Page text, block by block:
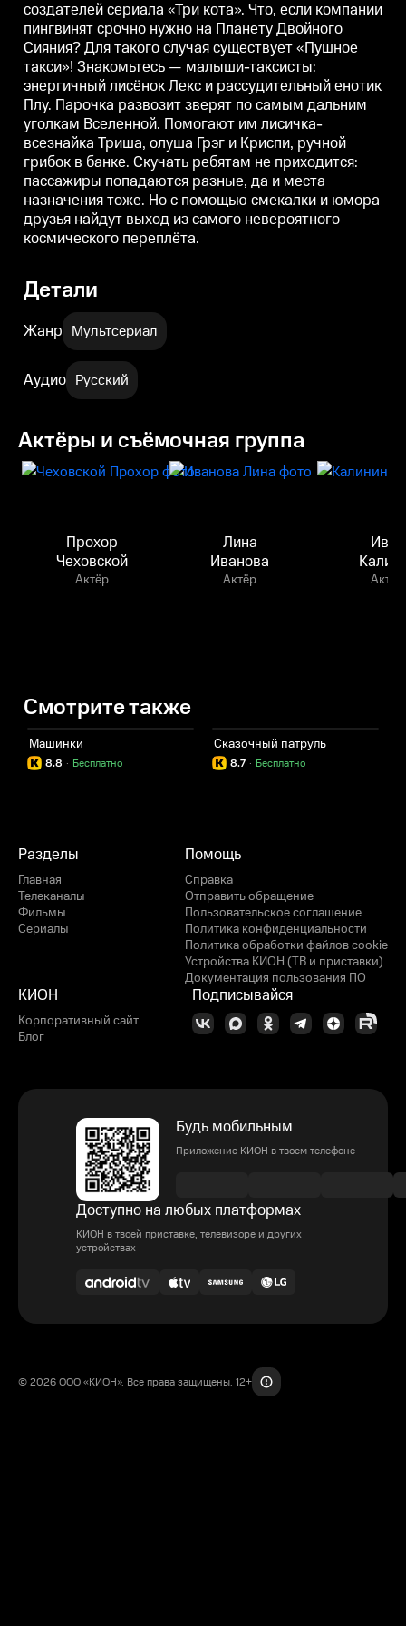
Вселенной. Помогают им
лисичка-всезнайка Триша,
олуша Грэг и Криспи, ручной
грибок в банке. Скучать
ребятам не приходится:
пассажиры попадаются разные,
да и места назначения тоже. Но
с помощью смекалки и юмора
друзья найдут выход из самого
невероятного космического
переплёта.
Вселенной. Помогают им
лисичка-всезнайка Триша,
олуша Грэг и Криспи, ручной
грибок в банке. Скучать
ребятам не приходится:
пассажиры попадаются разные,
да и места назначения тоже. Но
с помощью смекалки и юмора
друзья найдут выход из самого
невероятного космического
переплёта.
создателей сериала «Три кота». Что, если компании
пингвинят срочно нужно на Планету Двойного
Сияния? Для такого случая существует «Пушное
такси»! Знакомьтесь — малыши-таксисты:
энергичный лисёнок Лекс и рассудительный енотик
Плу. Парочка развозит зверят по самым дальним
уголкам Вселенной. Помогают им лисичка-
всезнайка Триша, олуша Грэг и Криспи, ручной
грибок в банке. Скучать ребятам не приходится:
пассажиры попадаются разные, да и места
назначения тоже. Но с помощью смекалки и юмора
друзья найдут выход из самого невероятного
космического переплёта.
Детали
Жанр Мультсериал
Аудио Русский
Актёры и съёмочная группа
Прохор
Чеховской
Актёр
Лина
Иванова
Актёр
Иван
Актёр
Смотрите также
Машинки
8.8 Бесплатно
·
Сказочный патруль
8.7 Бесплатно
·
Разделы
Главная
Телеканалы
Фильмы
Сериалы
Помощь
Справка
Отправить обращение
Пользовательское соглашение
Политика конфиденциальности
Политика обработки файлов cookie
Устройства КИОН (ТВ и приставки)
Документация пользования ПО
КИОН
Корпоративный сайт
Блог
Подписывайся
Будь мобильным
Приложение КИОН в твоем телефоне
Доступно на любых платформах
КИОН в твоей приставке, телевизоре и других
устройствах
© 2026 ООО «КИОН». Все права защищены. 12+